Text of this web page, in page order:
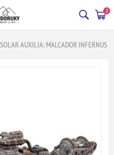
0
SOLAR AUXILIA: MALCADOR INFERNUS